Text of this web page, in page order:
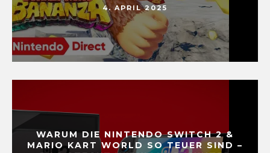
4. APRIL 2025
WARUM DIE NINTENDO SWITCH 2 &
MARIO KART WORLD SO TEUER SIND –